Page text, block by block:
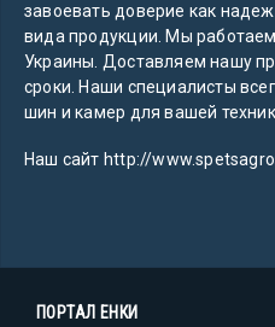
завоевать доверие как
вида продукции. Мы
Украины. Доставляем нашу
сроки. Наши специалисты
шин и камер для вашей
Наш сайт http://
ПОРТАЛ ЕНКИ